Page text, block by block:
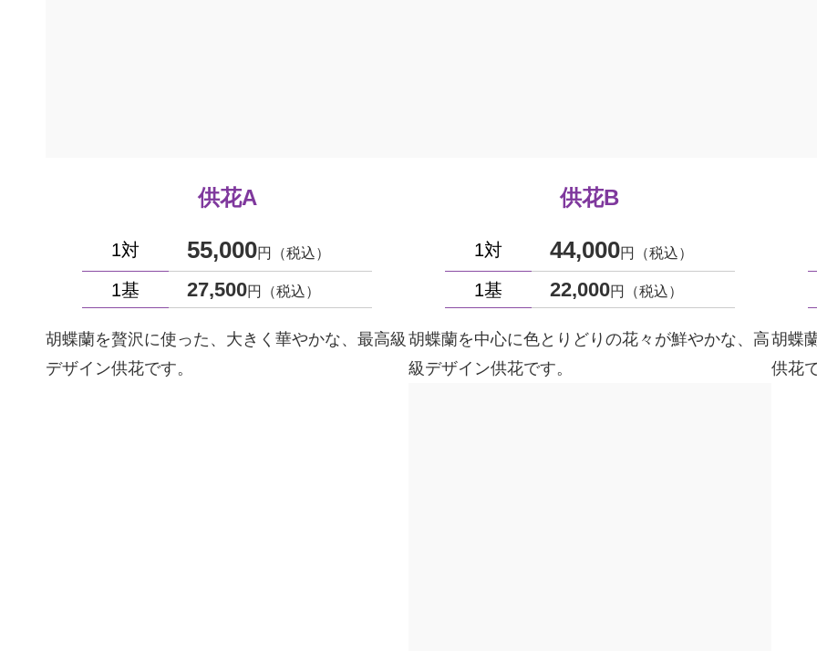
供花A
1対 55,000円（税込）
1基 27,500円（税込）
胡蝶蘭を贅沢に使った、大きく華やかな、最高級
デザイン供花です。
供花B
1対 44,000円（税込）
1基 22,000円（税込）
胡蝶蘭を中心に色とりどりの花々が鮮やかな、高
級デザイン供花です。
胡蝶
供花